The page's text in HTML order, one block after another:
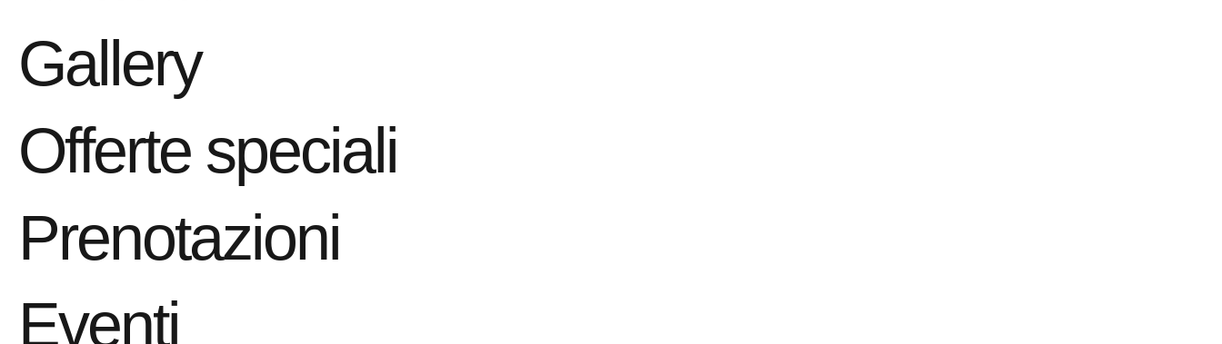
Gallery
Offerte speciali
Prenotazioni
Eventi